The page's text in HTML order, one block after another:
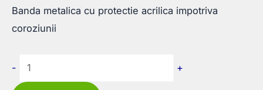
Banda metalica cu protectie acrilica impotriva
coroziunii
-
Cantitate
Ruleta
+